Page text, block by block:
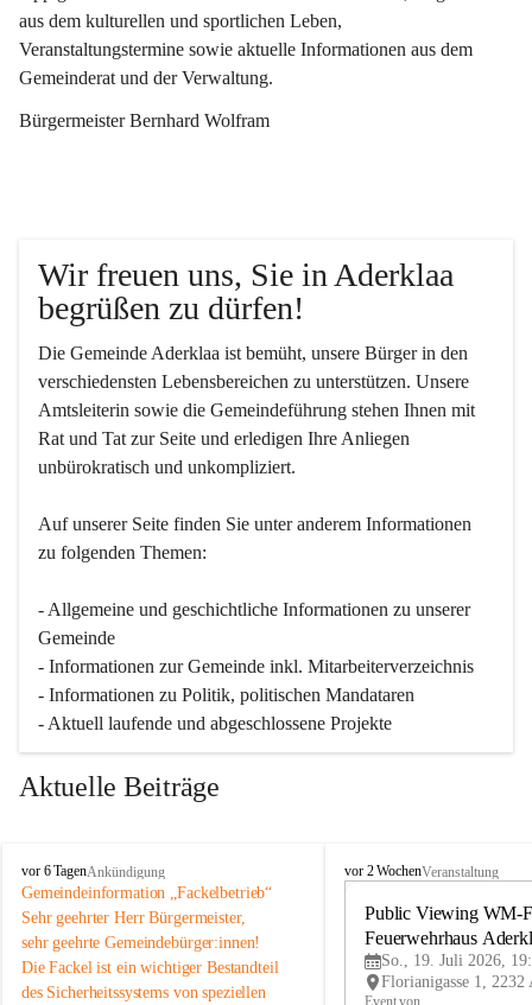
aus dem kulturellen und sportlichen Leben,
Veranstaltungstermine sowie aktuelle Informationen aus dem
Gemeinderat und der Verwaltung.
Bürgermeister Bernhard Wolfram
Wir freuen uns, Sie in Aderklaa
begrüßen zu dürfen!
Die Gemeinde Aderklaa ist bemüht, unsere Bürger in den
verschiedensten Lebensbereichen zu unterstützen. Unsere
Amtsleiterin sowie die Gemeindeführung stehen Ihnen mit
Rat und Tat zur Seite und erledigen Ihre Anliegen
unbürokratisch und unkompliziert.
Auf unserer Seite finden Sie un­ter an­de­rem Informationen
zu folgenden Themen:
- Allgemeine und geschichtliche Informationen zu unserer
Gemeinde
- Informationen zur Gemeinde inkl. Mitarbeiterverzeichnis
- Informationen zu Politik, politischen Mandataren
- Aktuell laufende und abgeschlossene Projekte
Aktuelle Beiträge
A
d
e
r
k
l
a
vor 6 TagenAnkündigung
Gemeindeinformation „Fackelbetrieb“
Sehr geehrter Herr Bürgermeister,
sehr geehrte Gemeindebürger:innen!
Die Fackel ist ein wichtiger Bestandteil
des Sicherheitssystems von speziellen
A
vor 2 WochenVeranstaltung
Public Viewing WM-
Feuerwehrhaus
So., 19. Juli 2026,
Event von